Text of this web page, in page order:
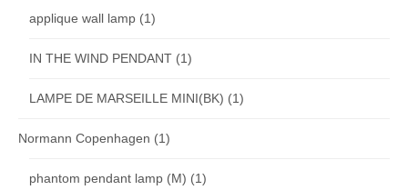
applique wall lamp (1)
IN THE WIND PENDANT (1)
LAMPE DE MARSEILLE MINI(BK) (1)
Normann Copenhagen (1)
phantom pendant lamp (M) (1)